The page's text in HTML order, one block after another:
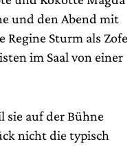
und den Abend mit
Sturm als Zofe
im Saal von einer
sie auf der Bühne
nicht die typisch